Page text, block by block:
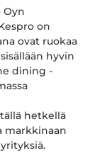
Oyn
on
ovat ruokaa
hyvin
dining -
hetkellä
markkinaan